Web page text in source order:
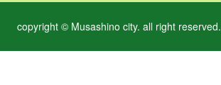
copyright © Musashino city. all right reserved.